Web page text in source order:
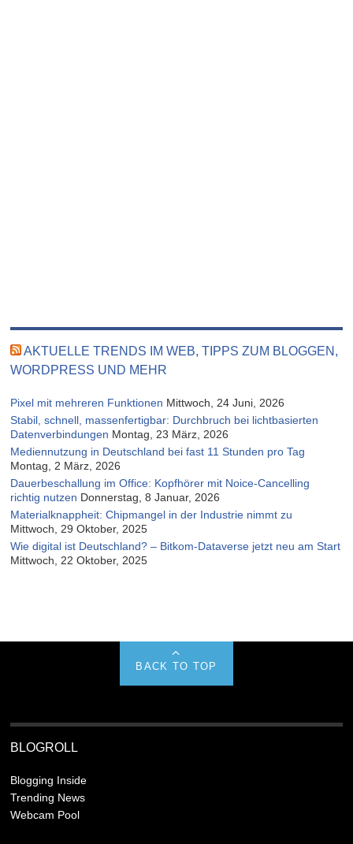
AKTUELLE TRENDS IM WEB, TIPPS ZUM BLOGGEN,
WORDPRESS UND MEHR
Pixel mit mehreren Funktionen Mittwoch, 24 Juni, 2026
Stabil, schnell, massenfertigbar: Durchbruch bei lichtbasierten
Datenverbindungen Montag, 23 März, 2026
Mediennutzung in Deutschland bei fast 11 Stunden pro Tag
Montag, 2 März, 2026
Dauerbeschallung im Office: Kopfhörer mit Noice-Cancelling
richtig nutzen Donnerstag, 8 Januar, 2026
Materialknappheit: Chipmangel in der Industrie nimmt zu
Mittwoch, 29 Oktober, 2025
Wie digital ist Deutschland? – Bitkom-Dataverse jetzt neu am Start
Mittwoch, 22 Oktober, 2025
BACK TO TOP
BLOGROLL
Blogging Inside
Trending News
Webcam Pool